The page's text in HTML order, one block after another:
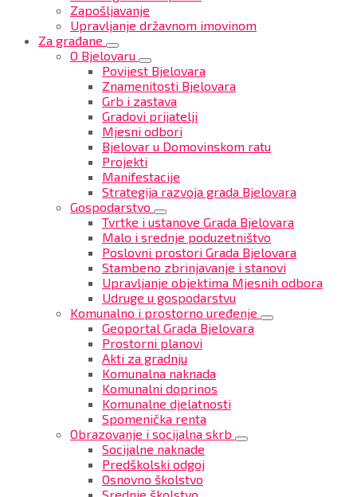
Zapošljavanje
Upravljanje državnom imovinom
Za građane
O Bjelovaru
Povijest Bjelovara
Znamenitosti Bjelovara
Grb i zastava
Gradovi prijatelji
Mjesni odbori
Bjelovar u Domovinskom ratu
Projekti
Manifestacije
Strategija razvoja grada Bjelovara
Gospodarstvo
Tvrtke i ustanove Grada Bjelovara
Malo i srednje poduzetništvo
Poslovni prostori Grada Bjelovara
Stambeno zbrinjavanje i stanovi
Upravljanje objektima Mjesnih odbora
Udruge u gospodarstvu
Komunalno i prostorno uređenje
Geoportal Grada Bjelovara
Prostorni planovi
Akti za gradnju
Komunalna naknada
Komunalni doprinos
Komunalne djelatnosti
Spomenička renta
Obrazovanje i socijalna skrb
Socijalne naknade
Predškolski odgoj
Osnovno školstvo